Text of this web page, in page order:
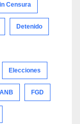
Censura
Detenido
Elecciones
FGD